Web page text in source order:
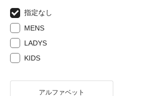
指定なし
MENS
LADYS
KIDS
アルファベット